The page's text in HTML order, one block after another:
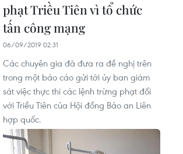
phạt Triều Tiên vì tổ chức
tấn công mạng
06/09/2019 02:31
Các chuyên gia đã đưa ra đề nghị trên
trong một báo cáo gửi tới ủy ban giám
sát việc thực thi các lệnh trừng phạt đối
với Triều Tiên của Hội đồng Bảo an Liên
hợp quốc.